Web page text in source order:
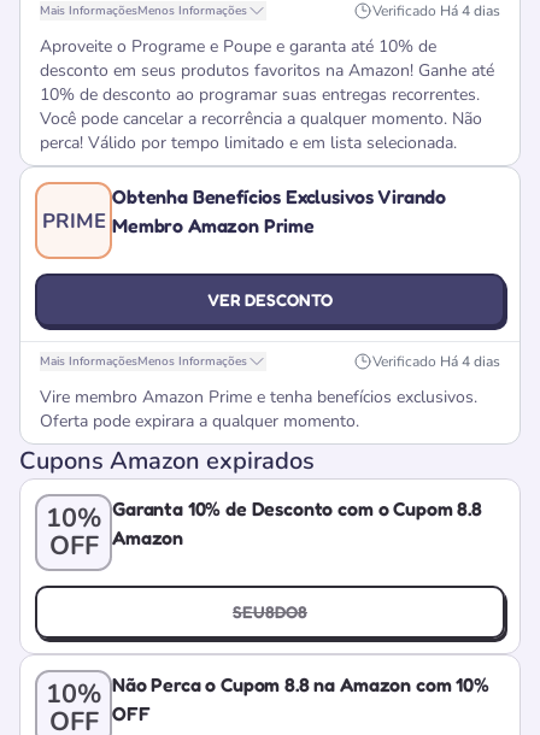
Mais InformaçõesMenos Informações Verificado Há 4 dias
Aproveite o Programe e Poupe e garanta até 10% de
desconto em seus produtos favoritos na Amazon! Ganhe até
10% de desconto ao programar suas entregas recorrentes.
Você pode cancelar a recorrência a qualquer momento. Não
perca! Válido por tempo limitado e em lista selecionada.
PRIME
Obtenha Benefícios Exclusivos Virando
Membro Amazon Prime
VER DESCONTO
Mais InformaçõesMenos Informações Verificado Há 4 dias
Vire membro Amazon Prime e tenha benefícios exclusivos.
Oferta pode expirara a qualquer momento.
Cupons Amazon expirados
10%
OFF
Garanta 10% de Desconto com o Cupom 8.8
Amazon
SEU8DO8
10%
OFF
Não Perca o Cupom 8.8 na Amazon com 10%
OFF